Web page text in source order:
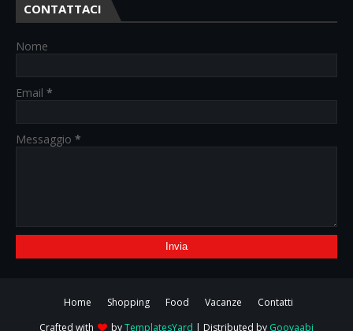
CONTATTACI
Nome
Email *
Messaggio *
Home Shopping Food Vacanze
Contatti
Crafted with
byTemplatesYard | Distributed by Gooyaabi